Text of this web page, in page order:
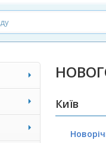
Київ